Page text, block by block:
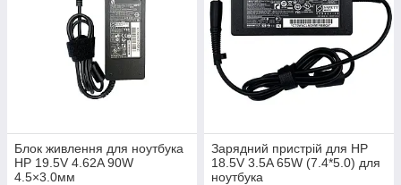
Блок живлення для ноутбука
HP 19.5V 4.62A 90W
4.5×3.0мм
Зарядний пристрій для HP
18.5V 3.5A 65W (7.4*5.0) для
ноутбука